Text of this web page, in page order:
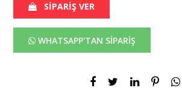
SİPARİŞ VER
WHATSAPP'TAN SİPARİŞ